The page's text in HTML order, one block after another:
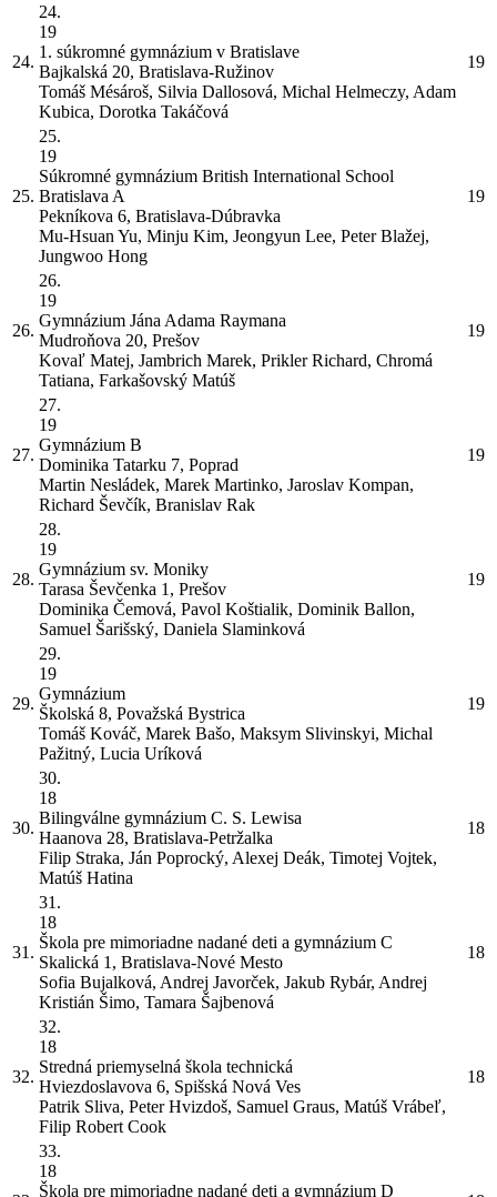
24.
24.
19
1. súkromné gymnázium v Bratislave
Bajkalská 20, Bratislava-Ružinov
Tomáš Mésároš, Silvia Dallosová, Michal Helmeczy, Adam
Kubica, Dorotka Takáčová
19
25.
25.
19
Súkromné gymnázium British International School
Bratislava A
Pekníkova 6, Bratislava-Dúbravka
Mu-Hsuan Yu, Minju Kim, Jeongyun Lee, Peter Blažej,
Jungwoo Hong
19
26.
26.
19
Gymnázium Jána Adama Raymana
Mudroňova 20, Prešov
Kovaľ Matej, Jambrich Marek, Prikler Richard, Chromá
Tatiana, Farkašovský Matúš
19
27.
27.
19
Gymnázium B
Dominika Tatarku 7, Poprad
Martin Nesládek, Marek Martinko, Jaroslav Kompan,
Richard Ševčík, Branislav Rak
19
28.
28.
19
Gymnázium sv. Moniky
Tarasa Ševčenka 1, Prešov
Dominika Čemová, Pavol Koštialik, Dominik Ballon,
Samuel Šarišský, Daniela Slaminková
19
29.
29.
19
Gymnázium
Školská 8, Považská Bystrica
Tomáš Kováč, Marek Bašo, Maksym Slivinskyi, Michal
Pažitný, Lucia Uríková
19
30.
30.
18
Bilingválne gymnázium C. S. Lewisa
Haanova 28, Bratislava-Petržalka
Filip Straka, Ján Poprocký, Alexej Deák, Timotej Vojtek,
Matúš Hatina
18
31.
31.
18
Škola pre mimoriadne nadané deti a gymnázium C
Skalická 1, Bratislava-Nové Mesto
Sofia Bujalková, Andrej Javorček, Jakub Rybár, Andrej
Kristián Šimo, Tamara Šajbenová
18
32.
32.
18
Stredná priemyselná škola technická
Hviezdoslavova 6, Spišská Nová Ves
Patrik Sliva, Peter Hvizdoš, Samuel Graus, Matúš Vrábeľ,
Filip Robert Cook
18
33.
18
Škola pre mimoriadne nadané deti a gymnázium D